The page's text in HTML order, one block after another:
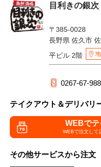
目利きの銀
〒385-0028
長野県 佐久市
平ビル 2階
0267-67-
テイクアウト＆デリバリ
WEBで
WEBで注文して
その他サービスから注文